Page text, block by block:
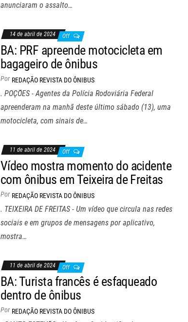
anunciaram o assalto…
14 de abril de 2024 Off
BA: PRF apreende motocicleta em
bagageiro de ônibus
Por REDAÇÃO REVISTA DO ÔNIBUS
. POÇÕES - Agentes da Polícia Rodoviária Federal
apreenderam na manhã deste último sábado (13), uma
motocicleta, com sinais de…
11 de abril de 2024 Off
Vídeo mostra momento do acidente
com ônibus em Teixeira de Freitas
Por REDAÇÃO REVISTA DO ÔNIBUS
. TEIXEIRA DE FREITAS - Um vídeo que circula nas redes
sociais e em grupos de mensagens por aplicativo,
mostra…
11 de abril de 2024 Off
BA: Turista francês é esfaqueado
dentro de ônibus
Por REDAÇÃO REVISTA DO ÔNIBUS